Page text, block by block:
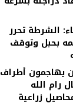
الشرطة تحرر
بحبل وتوقف
يهاجمون أطراف
رام الله
زراعية